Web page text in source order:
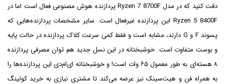
دقت کنید که در مدل Ryzen 7 8700F پردازنده هوش مصنوعی فعال است اما در
Ryzen 5 8400F این پردازنده غیرفعال است. سایر مشخصات پردازنده‌هایی که
پسوند F و G دارند، مشابه است و فقط کمی سرعت کلاک پردازنده در حالت پایه
و بوست متفاوت است. خوشبختانه در این نسل جدید هم توان مصرفی پردازنده
۸ هسته‌ای به طور معمول ۶۵ وات است! و خوشبختانه ای‌ام‌دی این پردازنده‌ها را
به همراه فن و هیت‌سینک نیز عرضه می‌کند تا مشتری نیازی به خرید کولینگ